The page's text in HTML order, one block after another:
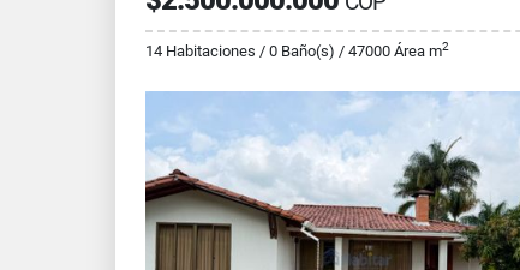
14 Habitaciones / 0 Baño(s) / 47000 Área m2